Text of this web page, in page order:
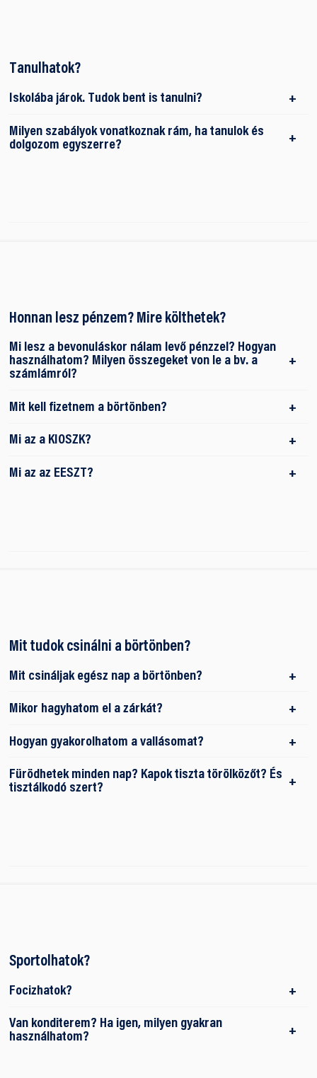
Tanulhatok?
Iskolába járok. Tudok bent is tanulni?
Milyen szabályok vonatkoznak rám, ha tanulok és
dolgozom egyszerre?
Honnan lesz pénzem? Mire költhetek?
Mi lesz a bevonuláskor nálam levő pénzzel? Hogyan
használhatom? Milyen összegeket von le a bv. a
számlámról?
Mit kell fizetnem a börtönben?
Mi az a KIOSZK?
Mi az az EESZT?
Mit tudok csinálni a börtönben?
Mit csináljak egész nap a börtönben?
Mikor hagyhatom el a zárkát?
Hogyan gyakorolhatom a vallásomat?
Fürödhetek minden nap? Kapok tiszta törölközőt? És
tisztálkodó szert?
Sportolhatok?
Focizhatok?
Van konditerem? Ha igen, milyen gyakran
használhatom?